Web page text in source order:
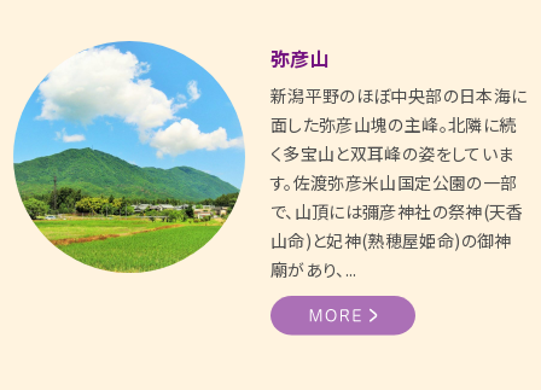
弥彦山
新潟平野のほぼ中央部の日本海に
面した弥彦山塊の主峰。北隣に続
く多宝山と双耳峰の姿をしていま
す。佐渡弥彦米山国定公園の一部
で、山頂には彌彦神社の祭神(天香
山命)と妃神(熟穂屋姫命)の御神
廟があり、...